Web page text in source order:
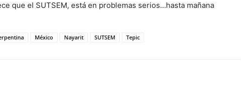
que el SUTSEM, está en problemas serios…hasta mañana
México Nayarit SUTSEM Tepic